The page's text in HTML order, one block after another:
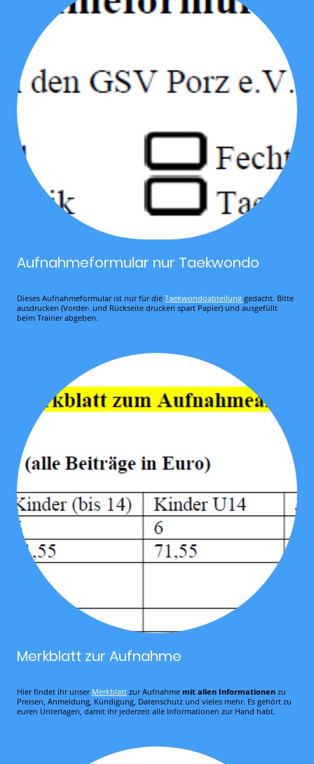
Aufnahmeformular nur Taekwondo
Dieses Aufnahmeformular ist nur für die Taekwondoabteilung gedacht. Bitte
ausdrucken (Vorder- und Rückseite drucken spart Papier) und ausgefüllt
beim Trainer abgeben.
Merkblatt zur Aufnahme
Hier findet ihr unser Merkblatt zur Aufnahme mit allen Informationen zu
Preisen, Anmeldung, Kündigung, Datenschutz und vieles mehr. Es gehört zu
euren Unterlagen, damit ihr jederzeit alle Informationen zur Hand habt.